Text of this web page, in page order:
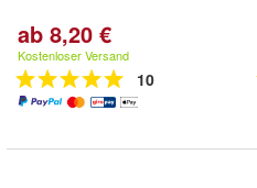
ab 8,20 €
Kostenloser Versand
10